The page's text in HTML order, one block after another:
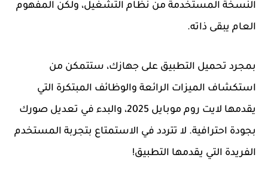
النسخة المستخدمة من نظام التشغيل، ولكن المفهوم
العام يبقى ذاته.
بمجرد تحميل التطبيق على جهازك، ستتمكن من
استكشاف الميزات الرائعة والوظائف المبتكرة التي
يقدمها لايت روم موبايل 2025، والبدء في تعديل صورك
بجودة احترافية. لا تتردد في الاستمتاع بتجربة المستخدم
الفريدة التي يقدمها التطبيق!